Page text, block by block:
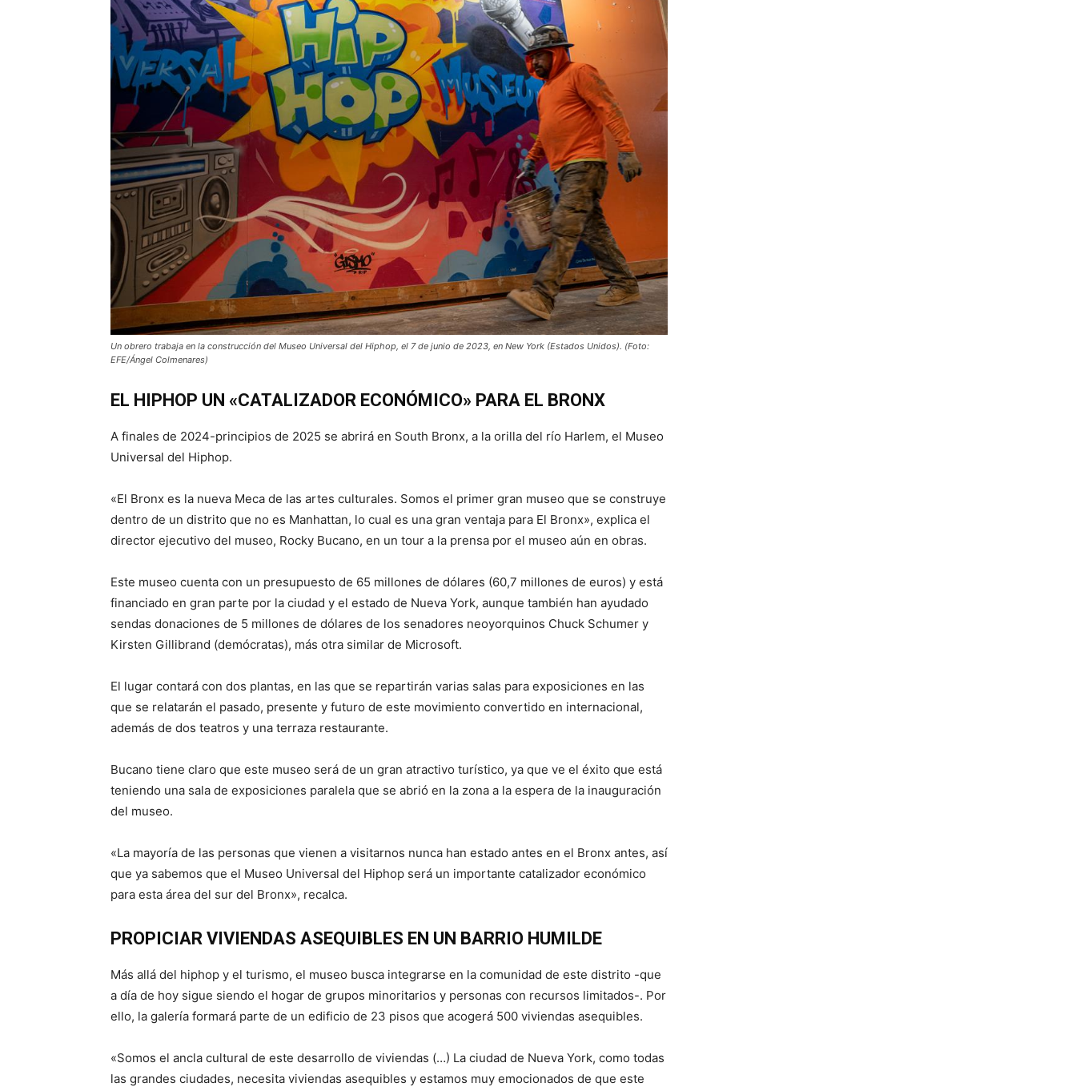
Un obrero trabaja en la construcción del Museo Universal del Hiphop, el 7 de junio de 2023, en New York (Estados Unidos). (Foto:
EFE/Ángel Colmenares)
EL HIPHOP UN «CATALIZADOR ECONÓMICO» PARA EL BRONX
A finales de 2024-principios de 2025 se abrirá en South Bronx, a la orilla del río Harlem, el Museo
Universal del Hiphop.
«El Bronx es la nueva Meca de las artes culturales. Somos el primer gran museo que se construye
dentro de un distrito que no es Manhattan, lo cual es una gran ventaja para El Bronx», explica el
director ejecutivo del museo, Rocky Bucano, en un tour a la prensa por el museo aún en obras.
Este museo cuenta con un presupuesto de 65 millones de dólares (60,7 millones de euros) y está
financiado en gran parte por la ciudad y el estado de Nueva York, aunque también han ayudado
sendas donaciones de 5 millones de dólares de los senadores neoyorquinos Chuck Schumer y
Kirsten Gillibrand (demócratas), más otra similar de Microsoft.
El lugar contará con dos plantas, en las que se repartirán varias salas para exposiciones en las
que se relatarán el pasado, presente y futuro de este movimiento convertido en internacional,
además de dos teatros y una terraza restaurante.
Bucano tiene claro que este museo será de un gran atractivo turístico, ya que ve el éxito que está
teniendo una sala de exposiciones paralela que se abrió en la zona a la espera de la inauguración
del museo.
«La mayoría de las personas que vienen a visitarnos nunca han estado antes en el Bronx antes, así
que ya sabemos que el Museo Universal del Hiphop será un importante catalizador económico
para esta área del sur del Bronx», recalca.
PROPICIAR VIVIENDAS ASEQUIBLES EN UN BARRIO HUMILDE
Más allá del hiphop y el turismo, el museo busca integrarse en la comunidad de este distrito -que
a día de hoy sigue siendo el hogar de grupos minoritarios y personas con recursos limitados-. Por
ello, la galería formará parte de un edificio de 23 pisos que acogerá 500 viviendas asequibles.
«Somos el ancla cultural de este desarrollo de viviendas (…) La ciudad de Nueva York, como todas
las grandes ciudades, necesita viviendas asequibles y estamos muy emocionados de que este